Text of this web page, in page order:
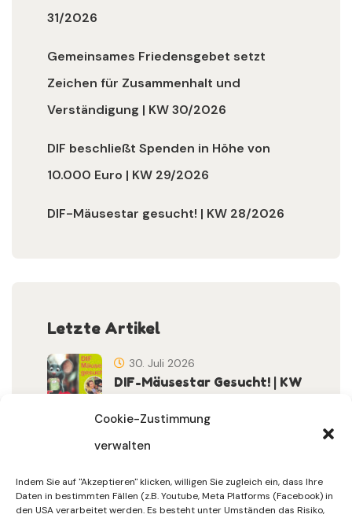
Cookie-Zustimmung
verwalten
Indem Sie auf "Akzeptieren" klicken, willigen Sie zugleich ein, dass Ihre
Daten in bestimmten Fällen (z.B. Youtube, Meta Platforms (Facebook) in
den USA verarbeitet werden. Es besteht unter Umständen das Risiko,
31/2026
Gemeinsames Friedensgebet setzt
Zeichen für Zusammenhalt und
Verständigung | KW 30/2026
DIF beschließt Spenden in Höhe von
10.000 Euro | KW 29/2026
DIF-Mäusestar gesucht! | KW 28/2026
Letzte Artikel
DIF-Mäusestar Gesucht! | KW
30. Juli 2026
Sommerferien | KW 31/…
30. Juli 2026